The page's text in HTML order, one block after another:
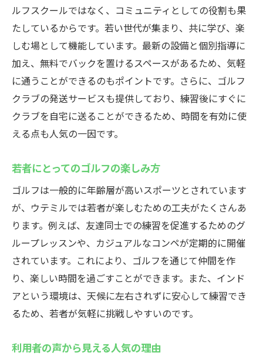
ルフスクールではなく、コミュニティとしての役割も果
たしているからです。若い世代が集まり、共に学び、楽
しむ場として機能しています。最新の設備と個別指導に
加え、無料でバックを置けるスペースがあるため、気軽
に通うことができるのもポイントです。さらに、ゴルフ
クラブの発送サービスも提供しており、練習後にすぐに
クラブを自宅に送ることができるため、時間を有効に使
える点も人気の一因です。
若者にとってのゴルフの楽しみ方
ゴルフは一般的に年齢層が高いスポーツとされています
が、ウテミルでは若者が楽しむための工夫がたくさんあ
ります。例えば、友達同士での練習を促進するためのグ
ループレッスンや、カジュアルなコンペが定期的に開催
されています。これにより、ゴルフを通じて仲間を作
り、楽しい時間を過ごすことができます。また、インド
アという環境は、天候に左右されずに安心して練習でき
るため、若者が気軽に挑戦しやすいのです。
利用者の声から見える人気の理由